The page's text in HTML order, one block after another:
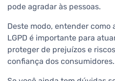
pode agradar às pessoas.
Deste modo, entender como
LGPD é importante para
proteger de prejuízos e
confiança dos consumidores.